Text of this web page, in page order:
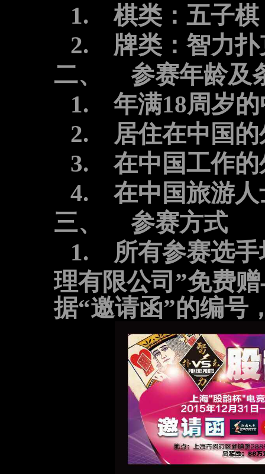
1.
棋类：五子棋
2.
牌类：智力扑
二、
参赛年龄及
1.
年满18周岁
2.
居住在中国
3.
在中国工作
4.
在中国旅游
三、
参赛方式
1.
所有参赛选
理有限公司”免费
据“邀请函”的编号